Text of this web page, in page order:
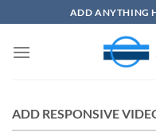
qua
nội
ADD ANYTHING
ADD RESPONSIVE